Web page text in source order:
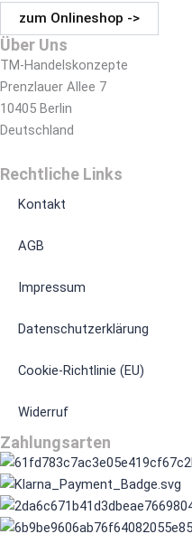
zum Onlineshop ->
Über Uns
TM-Handelskonzepte
Prenzlauer Allee 7
10405 Berlin
Deutschland
Rechtliche Links
Kontakt
AGB
Impressum
Datenschutzerklärung
Cookie-Richtlinie (EU)
Widerruf
Zahlungsarten